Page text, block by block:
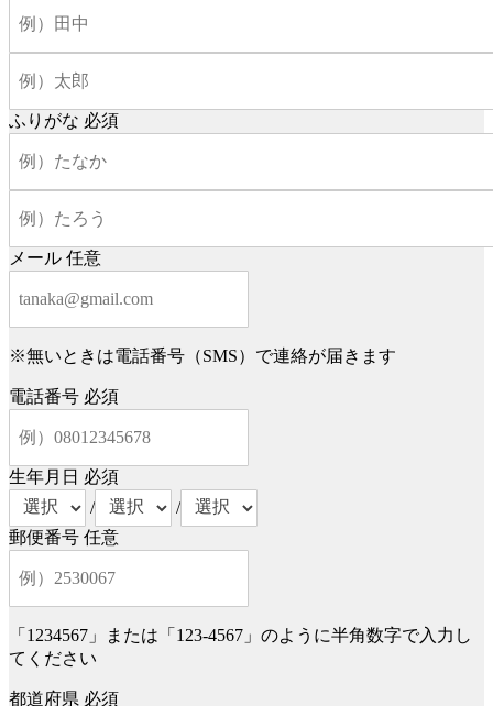
ふりがな 必須
メール 任意
※無いときは電話番号（SMS）で連絡が届きます
電話番号 必須
生年月日 必須
/
/
郵便番号 任意
「1234567」または「123-4567」のように半角数字で入力し
てください
都道府県 必須